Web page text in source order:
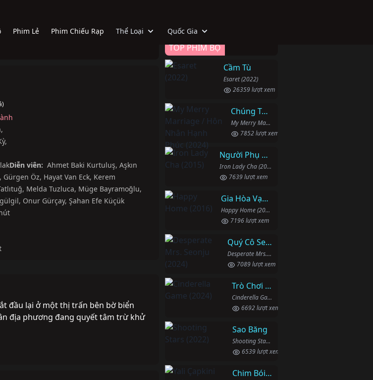
Phim Lẻ Phim Chiếu Rạp Thể Loại Quốc Gia
,
,
Diễn viên: Ahmet Baki Kurtuluş, Aşkın
, Gürgen Öz, Hayat Van Eck, Kerem
, Melda Tuzluca, Müge Bayramoğlu,
, Onur Gürçay, Şahan Efe Küçük
đầu lại ở một thị trấn bên bờ biển
địa phương đang quyết tâm trừ khử
TOP PHIM BỘ
Cầm Tù
Esaret (2022)
26359 lượt xem
Chúng Ta Hãy Kết Hôn Nhé
My Merry Marriage / Hôn Nhân Hạnh Phúc (2024)
7852 lượt xem
Người Phụ Nữ Mạnh Mẽ
Iron Lady Cha (2015)
7639 lượt xem
Gia Hòa Vạn Sự Thành
Happy Home (2016)
7196 lượt xem
Quý Cô Seon Ju Phục Thù
Desperate Mrs. Seonju (2024)
7089 lượt xem
Trò Chơi Lọ Lem
Cinderella Game (2024)
6692 lượt xem
Sao Băng
Shooting Stars (2022)
6539 lượt xem
Chim Bói Cá